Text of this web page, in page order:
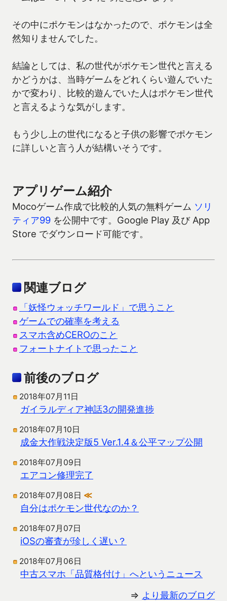
その中にポケモンはなかったので、ポケモンは全
然知りませんでした。
結論としては、私の世代がポケモン世代と言える
かどうかは、当時ゲームをどれくらい遊んでいた
かで変わり、比較的遊んでいた人はポケモン世代
と言えるような気がします。
もう少し上の世代になると子供の影響でポケモン
に詳しいと言う人が結構いそうです。
アプリゲーム紹介
Mocoゲーム作成で比較的人気の無料ゲーム ソリ
ティア99 を公開中です。Google Play 及び App
Store でダウンロード可能です。
関連ブログ
「妖怪ウォッチワールド」で思うこと
ゲームでの確率を考える
スマホ含めCEROのこと
フォートナイトで思ったこと
前後のブログ
2018年07月11日
ガイラルディア神話3の開発進捗
2018年07月10日
成金大作戦決定版5 Ver.1.4＆公平マップ公開
2018年07月09日
エアコン修理完了
2018年07月08日 ≪
自分はポケモン世代なのか？
2018年07月07日
iOSの審査が珍しく遅い？
2018年07月06日
中古スマホ「品質格付け」へというニュース
⇒ より最新のブログ